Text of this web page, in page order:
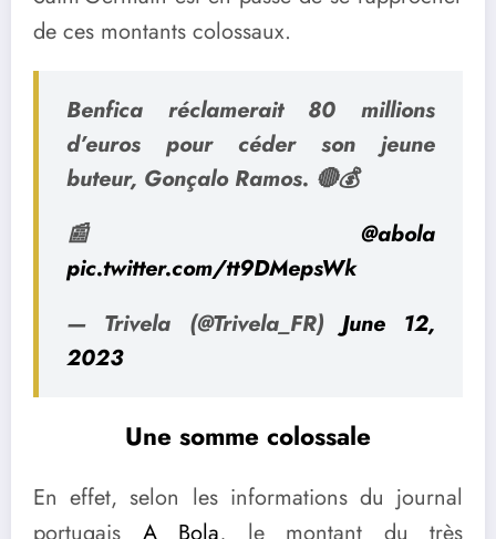
de ces montants colossaux.
Benfica réclamerait 80 millions
d’euros pour céder son jeune
buteur, Gonçalo Ramos. 🔴💰
📰 @abola
pic.twitter.com/tt9DMepsWk
— Trivela (@Trivela_FR)June 12,
2023
Une somme colossale
En effet, selon les informations du journal